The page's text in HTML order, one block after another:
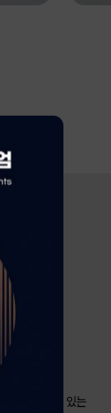
AI가 가장 의미 있는